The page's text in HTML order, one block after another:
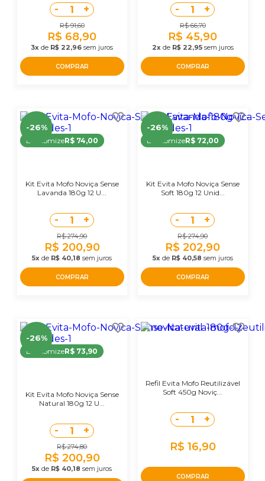
- 1 +
R$ 91,60
R$ 68,90
3x de R$ 22,96 sem juros
COMPRAR
- 1 +
R$ 66,70
R$ 45,90
2xde R$ 22,95sem juros
COMPRAR
-26%
EconomizeR$ 74,00
Kit Evita Mofo Noviça Sense
Lavanda 180g 12 U...
- 1 +
R$ 274,90
R$ 200,90
5x de R$ 40,18 sem juros
COMPRAR
-26%
EconomizeR$ 72,00
Kit Evita Mofo Noviça Sense
Soft 180g 12 Unid...
- 1 +
R$ 274,90
R$ 202,90
5xde R$ 40,58 sem juros
COMPRAR
-26%
EconomizeR$ 73,90
Kit Evita Mofo Noviça Sense
Natural 180g 12 U...
- 1 +
R$ 274,80
R$ 200,90
5x de R$ 40,18 sem juros
Refil Evita Mofo Reutilizável
Soft 450g Noviç...
- 1 +
R$ 16,90
COMPRAR